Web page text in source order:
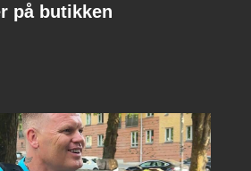
på butikken